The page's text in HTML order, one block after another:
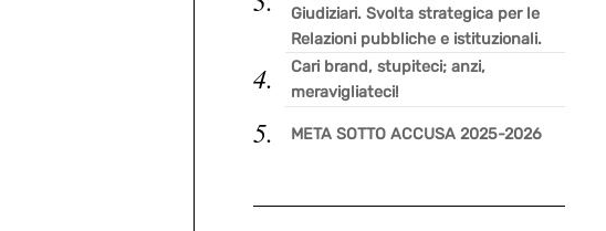
Giudiziari. Svolta strategica per le
Relazioni pubbliche e istituzionali.
Cari brand, stupiteci; anzi,
meravigliateci!
META SOTTO ACCUSA 2025-2026